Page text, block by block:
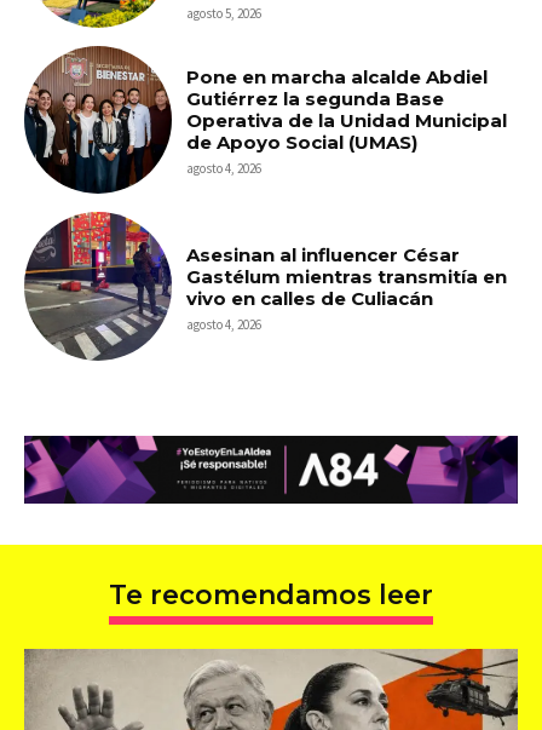
agosto 5, 2026
Pone en marcha alcalde Abdiel
Gutiérrez la segunda Base
Operativa de la Unidad Municipal
de Apoyo Social (UMAS)
agosto 4, 2026
Asesinan al influencer César
Gastélum mientras transmitía en
vivo en calles de Culiacán
agosto 4, 2026
Te recomendamos leer